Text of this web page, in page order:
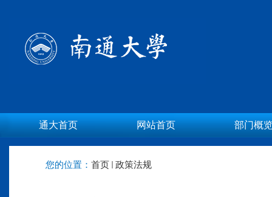
通大首页 网站首页 部门概
您的位置： 首页 政策法规